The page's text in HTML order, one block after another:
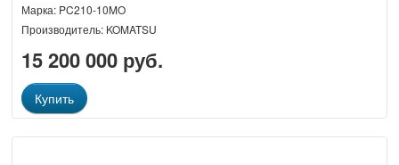
Марка: PC210-10MO
Производитель: KOMATSU
15 200 000 руб.
Купить